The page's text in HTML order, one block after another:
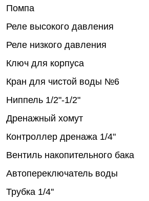
Помпа
Реле высокого давления
Реле низкого давления
Ключ для корпуса
Кран для чистой воды №6
Ниппель 1/2"-1/2"
Дренажный хомут
Контроллер дренажа 1/4"
Вентиль накопительного бака
Автопереключатель воды
Трубка 1/4''